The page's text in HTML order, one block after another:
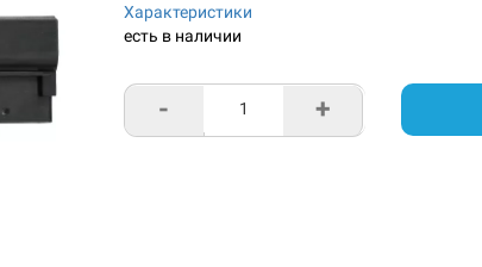
Характеристики
есть в наличии
- +